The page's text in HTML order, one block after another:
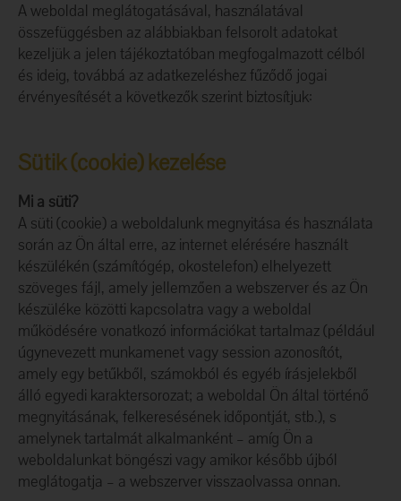
A weboldal meglátogatásával, használatával
összefüggésben az alábbiakban felsorolt adatokat
kezeljük a jelen tájékoztatóban megfogalmazott célból
és ideig, továbbá az adatkezeléshez fűződő jogai
érvényesítését a következők szerint biztosítjuk:
Sütik (cookie) kezelése
Mi a süti?
A süti (cookie) a weboldalunk megnyitása és használata
során az Ön által erre, az internet elérésére használt
készülékén (számítógép, okostelefon) elhelyezett
szöveges fájl, amely jellemzően a webszerver és az Ön
készüléke közötti kapcsolatra vagy a weboldal
működésére vonatkozó információkat tartalmaz (például
úgynevezett munkamenet vagy session azonosítót,
amely egy betűkből, számokból és egyéb írásjelekből
álló egyedi karaktersorozat; a weboldal Ön által történő
megnyitásának, felkeresésének időpontját, stb.), s
amelynek tartalmát alkalmanként – amíg Ön a
weboldalunkat böngészi vagy amikor később újból
meglátogatja – a webszerver visszaolvassa onnan.